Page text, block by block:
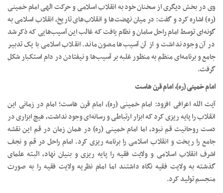
وی در بخش دیگری از سخنان خود به انقلاب اسلامی و حرکت الهی امام خمینی
(ره) اشاره کرد و گفت: در میان نهضت‌ها و انقلاب‌های تاریخ، انقلاب اسلامی به
گونه‌ای توسط امام راحل سامان و نظام یافت که غالب این آسیب‌هایی که ذکر شد
در آن وجود نداشت و از آن آسیب‌ها مصون ماند. انقلاب اسلامی با یک تدبیر
جامع و برنامه‌ای منظم به منظور غلبه بر آسیب‌ها و نیفتادن در دام استکبار شکل
گرفت.
امام خمینی (ره)، امام قرن هاست
آیت الله اعرافی افزود: امام خمینی (ره)، امام قرن هاست؛ امام در زمانی این
انقلاب را پایه ریزی کرد که ابزار ارتباطی و رسانه‌ای وجود نداشت، هیچ ابزاری در
دست روحانیت قم نبود، اما امام خمینی (ره) در همان زمان در قم این نقشه
جامع را ریخت و انقلاب اسلامی را برنامه ریزی کرد. امام راحل در قم و نجف
اشرف انقلاب اسلامی و ولایت فقیه را پایه ریزی و بنیان نهاد، البته علمای
گذشته به ولایت فقیه نگاه داشتند اما امام نظریه ولایت فقیه را به صورت
منجسم تولید کرد.